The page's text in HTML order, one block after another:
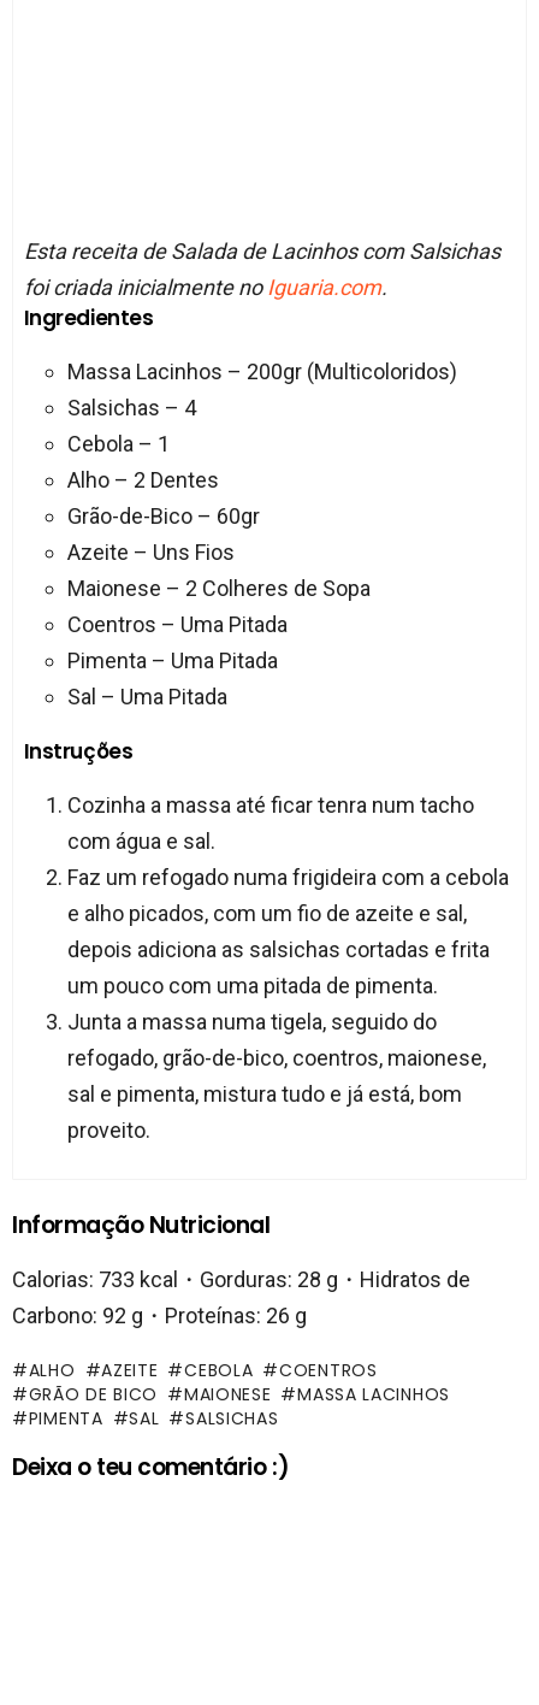
Esta receita de Salada de Lacinhos com Salsichas
foi criada inicialmente noIguaria.com.
Ingredientes
Massa Lacinhos – 200gr (Multicoloridos)
Salsichas – 4
Cebola – 1
Alho – 2 Dentes
Grão-de-Bico – 60gr
Azeite – Uns Fios
Maionese – 2 Colheres de Sopa
Coentros – Uma Pitada
Pimenta – Uma Pitada
Sal – Uma Pitada
Instruções
Cozinha a massa até ficar tenra num tacho
com água e sal.
Faz um refogado numa frigideira com a cebola
e alho picados, com um fio de azeite e sal,
depois adiciona as salsichas cortadas e frita
um pouco com uma pitada de pimenta.
Junta a massa numa tigela, seguido do
refogado, grão-de-bico, coentros, maionese,
sal e pimenta, mistura tudo e já está, bom
proveito.
Informação Nutricional
Calorias: 733 kcal・Gorduras: 28 g・Hidratos de
Carbono: 92 g・Proteínas: 26 g
ALHO AZEITE CEBOLA
COENTROS
GRÃO DE BICO
MAIONESE
MASSA LACINHOS
PIMENTA
SAL SALSICHAS
Deixa o teu comentário :)